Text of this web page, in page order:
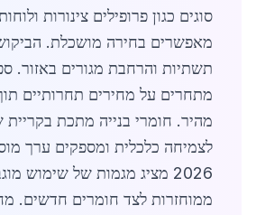
סוגים כגון פרופילים צינורות
מאפשרים בחירה מושכלת.
תשתיות והרחבת מגורים באזור.
מתחרים על מחירים תחרותיים
מהיר. חומרי בנייה מתכת בקריית
לצמיחה כלכלית ומספקים ערך
2026 מציג מגמות של שימוש
ממוחזרות לצד חומרים חדשים.